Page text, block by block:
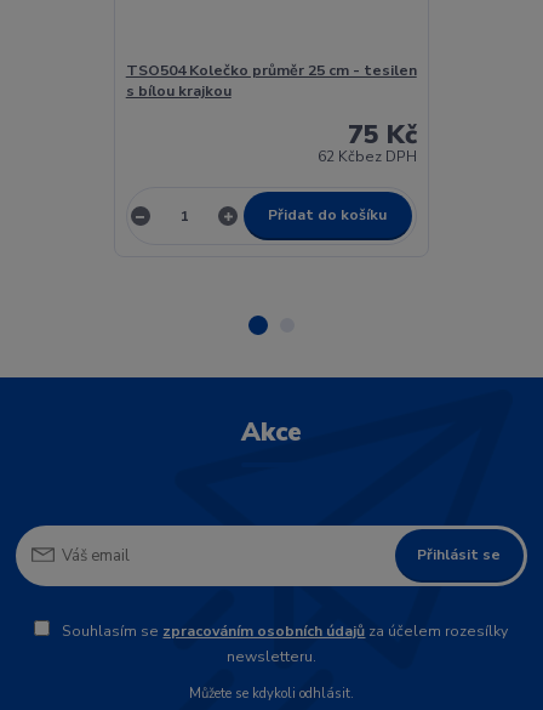
TSO504 Kolečko průměr 25 cm - tesilen
s bílou krajkou
75 Kč
62 Kčbez DPH
Přidat do košíku
Akce
Přihlásit se
Souhlasím se zpracováním osobních údajů za účelem rozesílky
newsletteru.
Můžete se kdykoli odhlásit.